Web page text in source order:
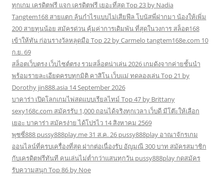
ทุกเกม เครดิตฟรี แจก เครดิตฟรี เยอะที่สุด Top 23 by Nadia
Tangtem168 สายแตก ลุ้นกำไรแบบไม่เสียฟีล โบนัสพี่ฝากมา น้องให้เพิ่ม
200 สายทุนน้อย สมัครด่วน คุ้มค่าการเดิมพัน ที่สุดในวงการ สล็อต168
เข้าให้ทัน ก่อนรางวัลหลุดมือ Top 22 by Carmelo tangtem168e.com 10
ก.ย. 69
สล็อตเว็บตรง เว็บไซต์ตรง รวมสล็อตน่าเล่น 2026 เกมดังจากค่ายชั้นนำ
พร้อมรายละเอียดครบทุกมิติ คาสิโน เว็บแม่ ทดลองเล่น Top 21 by
Dorothy jin888.asia 14 September 2026
บาคาร่า เปิดโลกเกมไพ่สดแบบเรียลไทม์ Top 47 by Brittany
sexy168c.com สมัครรับ 1,000 ถอนได้จริงทุกเวลา เว็บดี มีโต๊ะให้เลือก
เยอะ บาคาร่า สมัครง่าย ได้โปรไว 14 สิงหาคม 2569
พุซซี่888 pussy888play.me 31 ส.ค. 26 pussy888play อาณาจักรเกม
ออนไลน์ที่ครบเครื่องที่สุด ฝากต่อเนื่องรับ อัญมณี 300 บาท สมัครสมาชิก
กับเครดิตฟรีทันที คนเล่นไม่ต่ำกว่าแสนทุกวัน pussy888play กดสมัคร
รับความสนุก Top 86 by Noe